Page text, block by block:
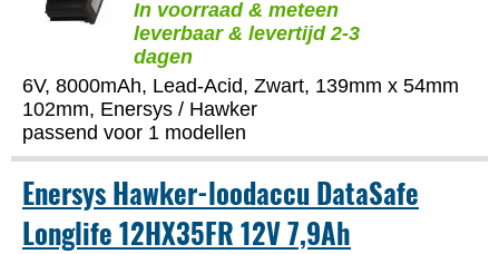
In voorraad & meteen
leverbaar & levertijd 2-3
dagen
6V, 8000mAh, Lead-Acid, Zwart, 139mm x 54mm
102mm, Enersys / Hawker
passend voor 1 modellen
Enersys Hawker-loodaccu DataSafe
Longlife 12HX35FR 12V 7,9Ah